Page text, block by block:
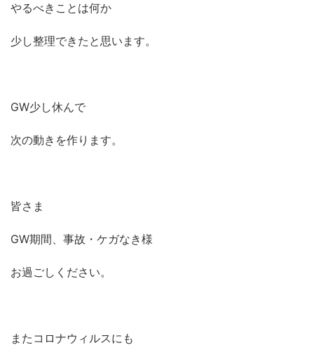
やるべきことは何か
少し整理できたと思います。
GW少し休んで
次の動きを作ります。
皆さま
GW期間、事故・ケガなき様
お過ごしください。
またコロナウィルスにも